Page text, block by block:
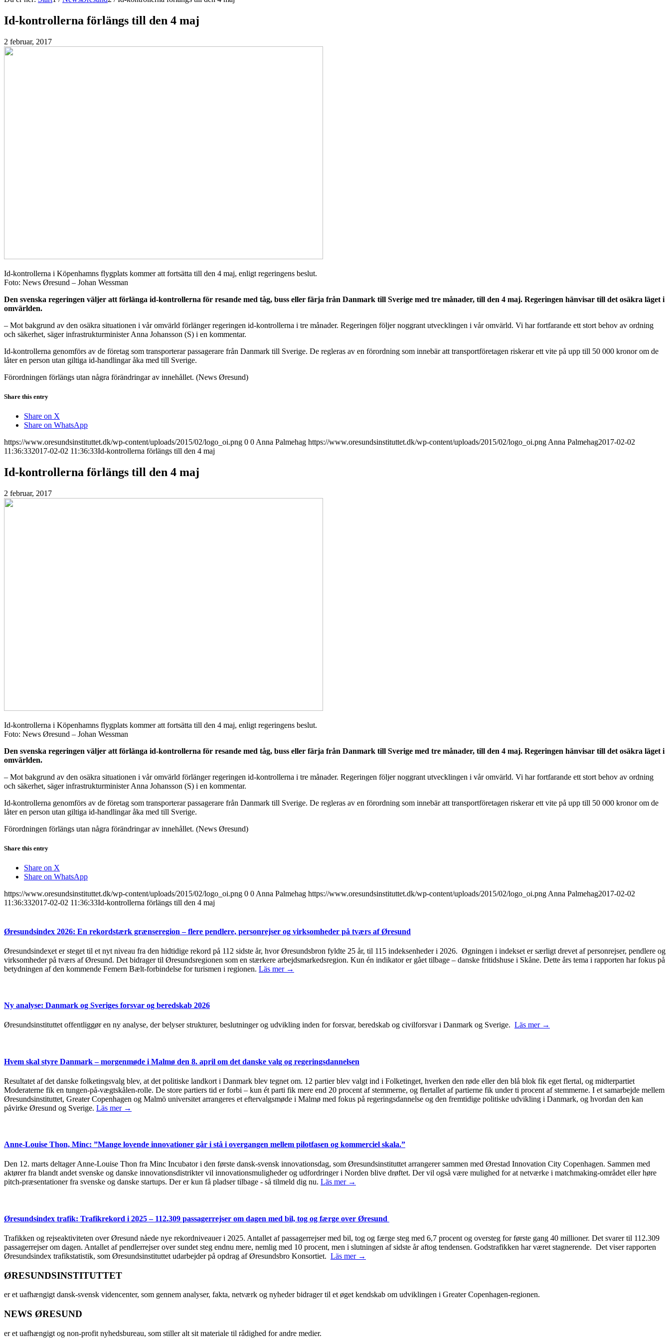
Id-kontrollerna förlängs till den 4 maj
2 februar, 2017
Id-kontrollerna i Köpenhamns flygplats kommer att fortsätta till den 4 maj, enligt regeringens beslut.
Foto: News Øresund – Johan Wessman
Den svenska regeringen väljer att förlänga id-kontrollerna för resande med tåg, buss eller färja från Danmark till Sverige med tre månader, till den 4 maj. Regeringen hänvisar till det osäkra läget i
omvärlden.
– Mot bakgrund av den osäkra situationen i vår omvärld förlänger regeringen id-kontrollerna i tre månader. Regeringen följer noggrant utvecklingen i vår omvärld. Vi har fortfarande ett stort behov av ordning
och säkerhet, säger infrastrukturminister Anna Johansson (S) i en kommentar.
Id-kontrollerna genomförs av de företag som transporterar passagerare från Danmark till Sverige. De regleras av en förordning som innebär att transportföretagen riskerar ett vite på upp till 50 000 kronor om de
låter en person utan giltiga id-handlingar åka med till Sverige.
Förordningen förlängs utan några förändringar av innehållet. (News Øresund)
Share this entry
Share on X
Share on WhatsApp
https://www.oresundsinstituttet.dk/wp-content/uploads/2015/02/logo_oi.png 0 0 Anna Palmehag https://www.oresundsinstituttet.dk/wp-content/uploads/2015/02/logo_oi.png Anna Palmehag2017-02-02
11:36:332017-02-02 11:36:33Id-kontrollerna förlängs till den 4 maj
Id-kontrollerna förlängs till den 4 maj
2 februar, 2017
Id-kontrollerna i Köpenhamns flygplats kommer att fortsätta till den 4 maj, enligt regeringens beslut.
Foto: News Øresund – Johan Wessman
Den svenska regeringen väljer att förlänga id-kontrollerna för resande med tåg, buss eller färja från Danmark till Sverige med tre månader, till den 4 maj. Regeringen hänvisar till det osäkra läget i
omvärlden.
– Mot bakgrund av den osäkra situationen i vår omvärld förlänger regeringen id-kontrollerna i tre månader. Regeringen följer noggrant utvecklingen i vår omvärld. Vi har fortfarande ett stort behov av ordning
och säkerhet, säger infrastrukturminister Anna Johansson (S) i en kommentar.
Id-kontrollerna genomförs av de företag som transporterar passagerare från Danmark till Sverige. De regleras av en förordning som innebär att transportföretagen riskerar ett vite på upp till 50 000 kronor om de
låter en person utan giltiga id-handlingar åka med till Sverige.
Förordningen förlängs utan några förändringar av innehållet. (News Øresund)
Share this entry
Share on X
Share on WhatsApp
https://www.oresundsinstituttet.dk/wp-content/uploads/2015/02/logo_oi.png 0 0 Anna Palmehag https://www.oresundsinstituttet.dk/wp-content/uploads/2015/02/logo_oi.png Anna Palmehag2017-02-02
11:36:332017-02-02 11:36:33Id-kontrollerna förlängs till den 4 maj
Øresundsindex 2026: En rekordstærk grænseregion – flere pendlere, personrejser og virksomheder på tværs af Øresund
Øresundsindexet er steget til et nyt niveau fra den hidtidige rekord på 112 sidste år, hvor Øresundsbron fyldte 25 år, til 115 indeksenheder i 2026. Øgningen i indekset er særligt drevet af personrejser, pendlere og
virksomheder på tværs af Øresund. Det bidrager til Øresundsregionen som en stærkere arbejdsmarkedsregion. Kun én indikator er gået tilbage – danske fritidshuse i Skåne. Dette års tema i rapporten har fokus på
betydningen af den kommende Femern Bælt-forbindelse for turismen i regionen. Läs mer →
Ny analyse: Danmark og Sveriges forsvar og beredskab 2026
Øresundsinstituttet offentliggør en ny analyse, der belyser strukturer, beslutninger og udvikling inden for forsvar, beredskab og civilforsvar i Danmark og Sverige. Läs mer →
Hvem skal styre Danmark – morgenmøde i Malmø den 8. april om det danske valg og regeringsdannelsen
Resultatet af det danske folketingsvalg blev, at det politiske landkort i Danmark blev tegnet om. 12 partier blev valgt ind i Folketinget, hverken den røde eller den blå blok fik eget flertal, og midterpartiet
Moderaterne fik en tungen-på-vægtskålen-rolle. De store partiers tid er forbi – kun ét parti fik mere end 20 procent af stemmerne, og flertallet af partierne fik under ti procent af stemmerne. I et samarbejde mellem
Øresundsinstituttet, Greater Copenhagen og Malmö universitet arrangeres et eftervalgsmøde i Malmø med fokus på regeringsdannelse og den fremtidige politiske udvikling i Danmark, og hvordan den kan
påvirke Øresund og Sverige. Läs mer →
Anne-Louise Thon, Minc: ”Mange lovende innovationer går i stå i overgangen mellem pilotfasen og kommerciel skala.”
Den 12. marts deltager Anne-Louise Thon fra Minc Incubator i den første dansk-svensk innovationsdag, som Øresundsinstituttet arrangerer sammen med Ørestad Innovation City Copenhagen. Sammen med
aktører fra blandt andet svenske og danske innovationsdistrikter vil innovationsmuligheder og udfordringer i Norden blive drøftet. Der vil også være mulighed for at netværke i matchmaking-området eller høre
pitch-præsentationer fra svenske og danske startups. Der er kun få pladser tilbage - så tilmeld dig nu. Läs mer →
Øresundsindex trafik: Trafikrekord i 2025 – 112.309 passagerrejser om dagen med bil, tog og færge over Øresund
Trafikken og rejseaktiviteten over Øresund nåede nye rekordniveauer i 2025. Antallet af passagerrejser med bil, tog og færge steg med 6,7 procent og oversteg for første gang 40 millioner. Det svarer til 112.309
passagerrejser om dagen. Antallet af pendlerrejser over sundet steg endnu mere, nemlig med 10 procent, men i slutningen af sidste år aftog tendensen. Godstrafikken har været stagnerende. Det viser rapporten
Øresundsindex trafikstatistik, som Øresundsinstituttet udarbejder på opdrag af Øresundsbro Konsortiet. Läs mer →
ØRESUNDSINSTITUTTET
er et uafhængigt dansk-svensk videncenter, som gennem analyser, fakta, netværk og nyheder bidrager til et øget kendskab om udviklingen i Greater Copenhagen-regionen.
NEWS ØRESUND
er et uafhængigt og non-profit nyhedsbureau, som stiller alt sit materiale til rådighed for andre medier.